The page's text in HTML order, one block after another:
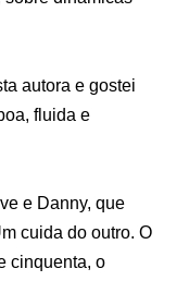
autora e gostei
fluida e
e Danny, que
cuida do outro. O
cinquenta, o